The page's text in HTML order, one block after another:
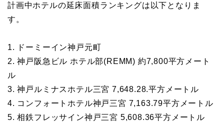
計画中ホテルの延床面積ランキングは以下となりま
す。
1. ドーミーイン神戸元町
2. 神戸阪急ビル ホテル部(REMM) 約7,800平方メート
ル
3. 神戸ルミナスホテル三宮 7,648.28.平方メートル
4. コンフォートホテル神戸三宮 7,163.79平方メートル
5. 相鉄フレッサイン神戸三宮 5,608.36平方メートル